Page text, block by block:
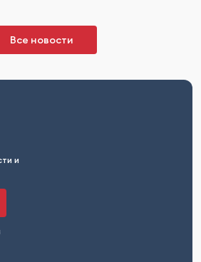
Все новости
и